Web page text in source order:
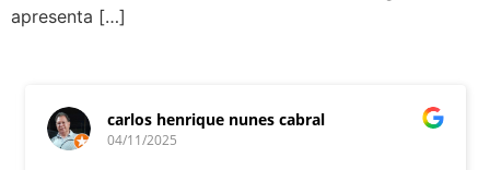
apresenta […]
carlos henrique nunes cabral
04/11/2025